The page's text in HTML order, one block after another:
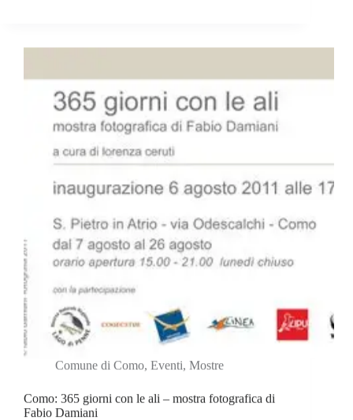
Comune di Como, Eventi, Mostre
Como: 365 giorni con le ali – mostra fotografica di
Fabio Damiani